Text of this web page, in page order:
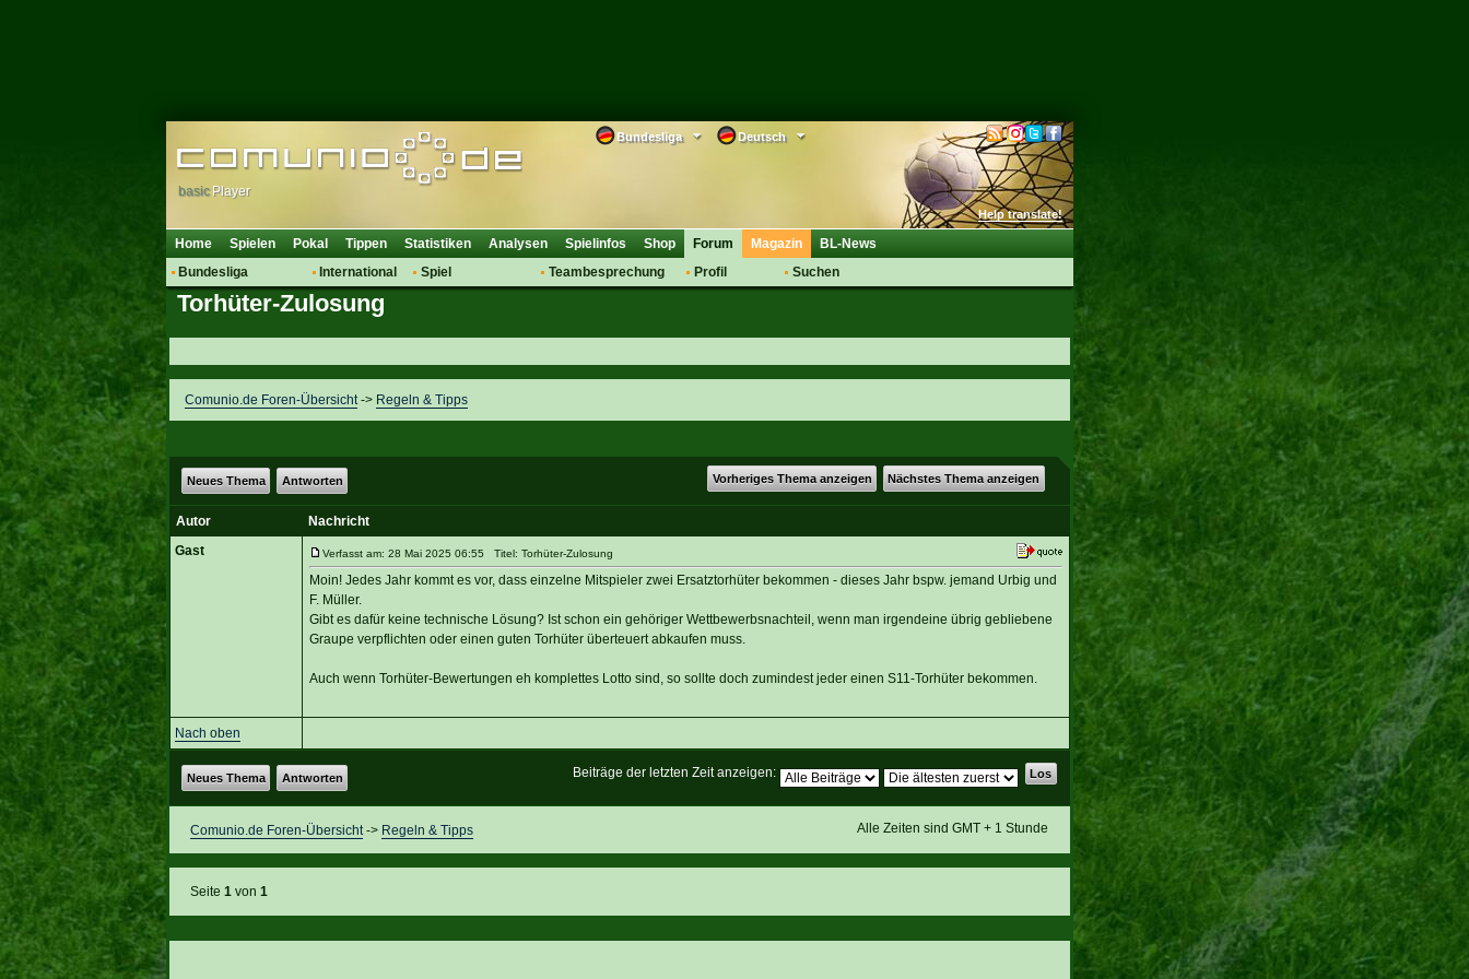
Deutsch
Bundesliga
Help translate!
basic Player
Home Spielen Pokal Tippen Statistiken Analysen Spielinfos Shop
Forum
Bundesliga
Hot News
Vereinsdiskussion
Vereinsfragen
International
Vereine
Spiel
Teambesprechung
Saisonübergang
Profil
Suchen
Magazin BL-News
Torhüter-Zulosung
Comunio.de Foren-Übersicht-> Regeln & Tipps
Vorheriges Thema anzeigen Nächstes Thema anzeigen
Neues Thema Antworten
Autor
Nachricht
Gast
Verfasst am: 28 Mai 2025 06:55 Titel: Torhüter-Zulosung
Moin! Jedes Jahr kommt es vor, dass einzelne Mitspieler zwei Ersatztorhüter bekommen - dieses Jahr bspw. jemand Urbig und
F. Müller.
Gibt es dafür keine technische Lösung? Ist schon ein gehöriger Wettbewerbsnachteil, wenn man irgendeine übrig gebliebene
Graupe verpflichten oder einen guten Torhüter überteuert abkaufen muss.
Auch wenn Torhüter-Bewertungen eh komplettes Lotto sind, so sollte doch zumindest jeder einen S11-Torhüter bekommen.
Nach oben
Beiträge der letzten Zeit anzeigen:
Neues Thema Antworten
Alle Zeiten sind GMT + 1 Stunde
Comunio.de Foren-Übersicht-> Regeln & Tipps
Seite 1von 1